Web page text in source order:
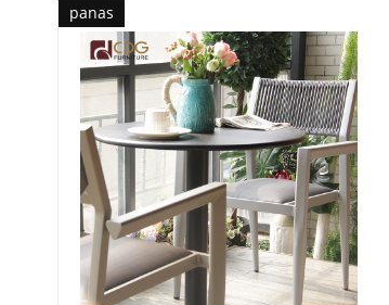
panas